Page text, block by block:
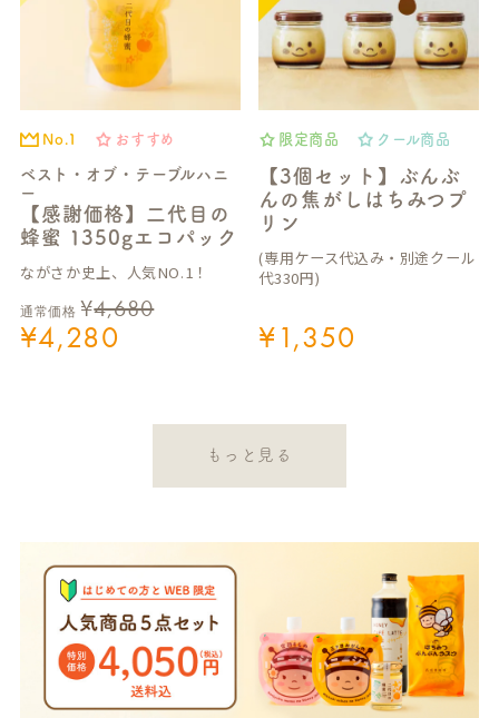
No.1 おすすめ
ベスト・オブ・テーブルハニ
ー
【感謝価格】二代目の
蜂蜜 1350gエコパック
ながさか史上、人気NO.1！
通常価格 ¥4,680
¥4,280
限定商品 クール商品
【3個セット】ぶんぶ
んの焦がしはちみつプ
リン
(専用ケース代込み・別途クール
代330円)
¥1,350
もっと見る